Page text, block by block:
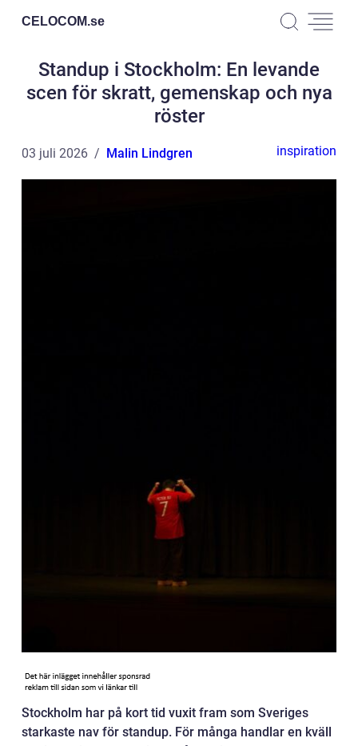
CELOCOM.se
Standup i Stockholm: En levande
scen för skratt, gemenskap och nya
röster
03 juli 2026 Malin Lindgren inspiration
Stockholm har på kort tid vuxit fram som Sveriges
starkaste nav för standup. För många handlar en kväll